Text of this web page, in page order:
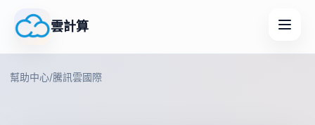
雲計算
幫助中心/騰訊雲國際